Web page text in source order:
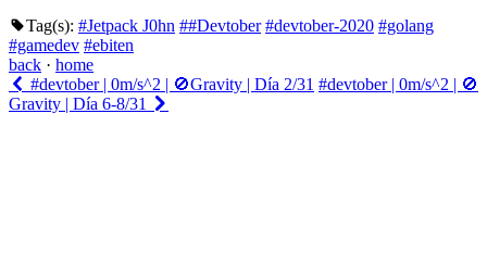
Tag(s): #Jetpack J0hn ##Devtober #devtober-2020 #golang
#gamedev #ebiten
back · home
#devtober | 0m/s^2 | 🚫Gravity | Día 2/31 #devtober | 0m/s^2 | 🚫
Gravity | Día 6-8/31